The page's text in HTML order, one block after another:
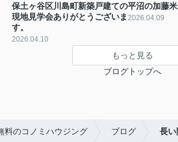
保土ヶ谷区川島町新築戸建ての
現地見学会ありがとうございま
す。
2026.04.10
平沼の加藤
2026.04.09
もっと見る
ブログトップへ
料のコノミハウジング ブログ 長い